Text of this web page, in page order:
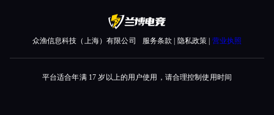
众渔信息科技（上海）有限公司 服务条款 | 隐私政策 | 营业执照
平台适合年满 17 岁以上的用户使用，请合理控制使用时间